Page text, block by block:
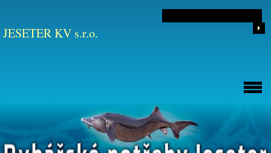
JESETER KV s.r.o.